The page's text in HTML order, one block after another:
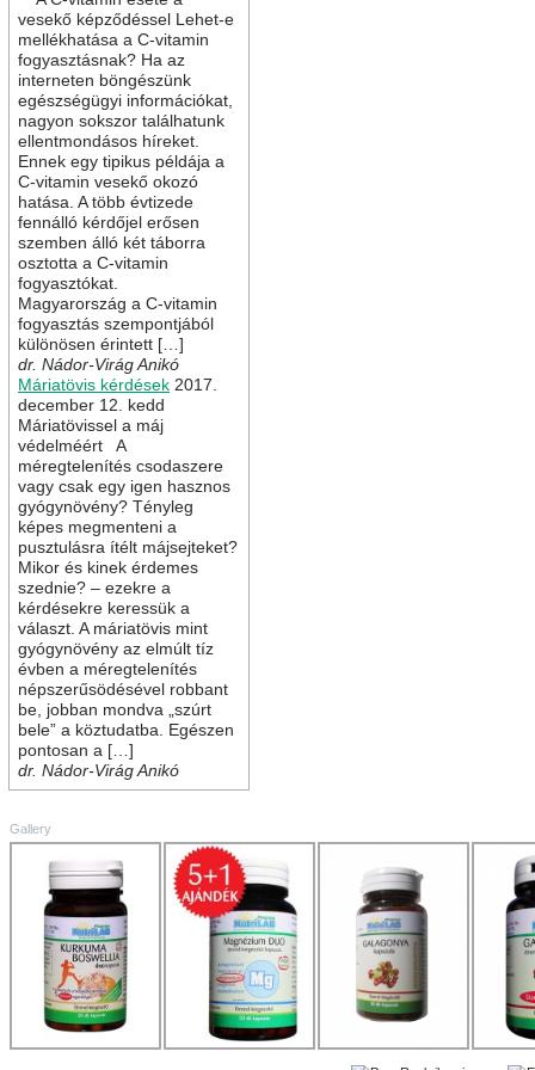
vesekő képződéssel Lehet-e
mellékhatása a C-vitamin
fogyasztásnak? Ha az
interneten böngészünk
egészségügyi információkat,
nagyon sokszor találhatunk
ellentmondásos híreket.
Ennek egy tipikus példája a
C-vitamin vesekő okozó
hatása. A több évtizede
fennálló kérdőjel erősen
szemben álló két táborra
osztotta a C-vitamin
fogyasztókat.
Magyarország a C-vitamin
fogyasztás szempontjából
különösen érintett […]
dr. Nádor-Virág Anikó
Máriatövis kérdések 2017.
december 12. kedd
Máriatövissel a máj
védelméért A
méregtelenítés csodaszere
vagy csak egy igen hasznos
gyógynövény? Tényleg
képes megmenteni a
pusztulásra ítélt májsejteket?
Mikor és kinek érdemes
szednie? – ezekre a
kérdésekre keressük a
választ. A máriatövis mint
gyógynövény az elmúlt tíz
évben a méregtelenítés
népszerűsödésével robbant
be, jobban mondva „szúrt
bele” a köztudatba. Egészen
pontosan a […]
dr. Nádor-Virág Anikó
Gallery